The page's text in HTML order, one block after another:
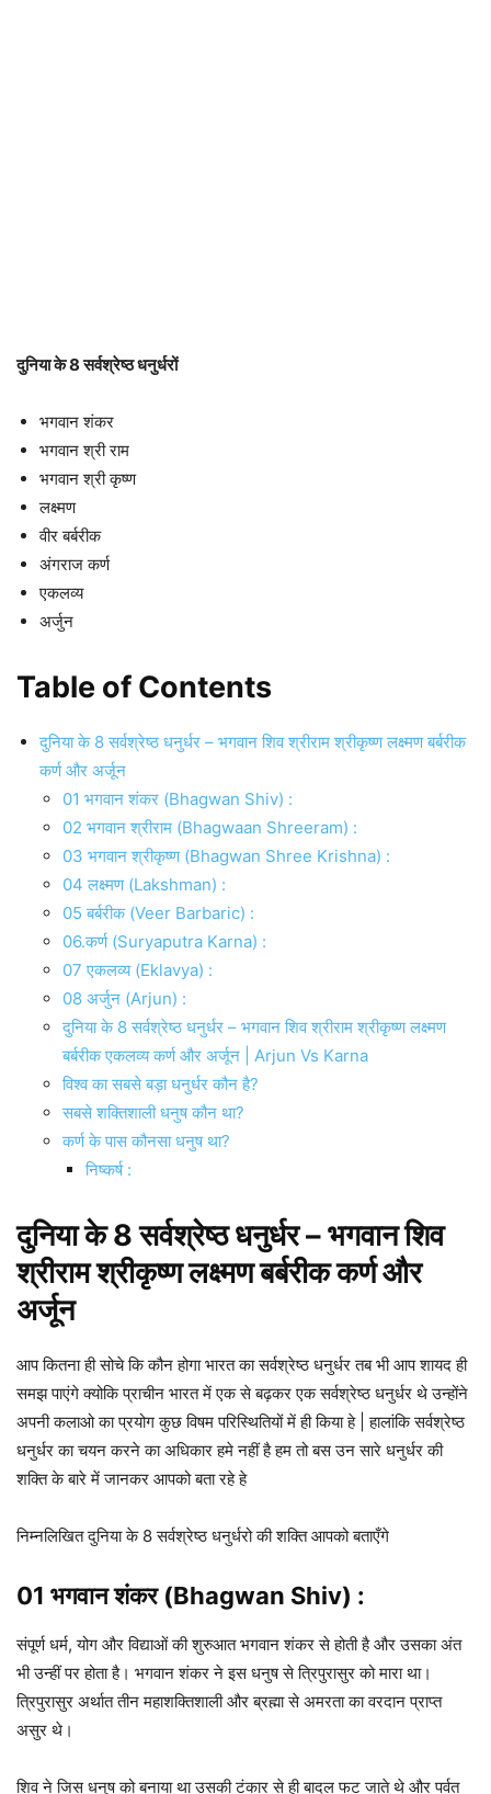
दुनिया के 8 सर्वश्रेष्ठ धनुर्धरों
भगवान शंकर
भगवान श्री राम
भगवान श्री कृष्ण
लक्ष्मण
वीर बर्बरीक
अंगराज कर्ण
एकलव्य
अर्जुन
Table of Contents
दुनिया के 8 सर्वश्रेष्ठ धनुर्धर – भगवान शिव श्रीराम श्रीकृष्ण लक्ष्मण बर्बरीक
कर्ण और अर्जून
01 भगवान शंकर (Bhagwan Shiv) :
02 भगवान श्रीराम (Bhagwaan Shreeram) :
03 भगवान श्रीकृष्‍ण (Bhagwan Shree Krishna) :
04 लक्ष्मण (Lakshman) :
05 बर्बरीक (Veer Barbaric) :
06.कर्ण (Suryaputra Karna) :
07 एकलव्य (Eklavya) :
08 अर्जुन (Arjun) :
दुनिया के 8 सर्वश्रेष्ठ धनुर्धर – भगवान शिव श्रीराम श्रीकृष्ण लक्ष्मण
बर्बरीक एकलव्य कर्ण और अर्जून | Arjun Vs Karna
विश्व का सबसे बड़ा धनुर्धर कौन है?
सबसे शक्तिशाली धनुष कौन था?
कर्ण के पास कौनसा धनुष था?
निष्कर्ष :
दुनिया के 8 सर्वश्रेष्ठ धनुर्धर – भगवान शिव
श्रीराम श्रीकृष्ण लक्ष्मण बर्बरीक कर्ण और
अर्जून
आप कितना ही सोचे कि कौन होगा भारत का सर्वश्रेष्ठ धनुर्धर तब भी आप शायद ही
समझ पाएंगे क्योकि प्राचीन भारत में एक से बढ़कर एक सर्वश्रेष्ठ धनुर्धर थे उन्होंने
अपनी कलाओ का प्रयोग कुछ विषम परिस्थितियों में ही किया हे | हालांकि सर्वश्रेष्ठ
धनुर्धर का चयन करने का अधिकार हमे नहीं है हम तो बस उन सारे धनुर्धर की
शक्ति के बारे में जानकर आपको बता रहे हे
निम्नलिखित दुनिया के 8 सर्वश्रेष्ठ धनुर्धरो की शक्ति आपको बताएँगे
01 भगवान शंकर (Bhagwan Shiv) :
संपूर्ण धर्म, योग और विद्याओं की शुरुआत भगवान शंकर से होती है और उसका अंत
भी उन्हीं पर होता है। भगवान शंकर ने इस धनुष से त्रिपुरासुर को मारा था।
त्रिपुरासुर अर्थात तीन महाशक्तिशाली और ब्रह्मा से अमरता का वरदान प्राप्त
असुर थे।
शिव ने जिस धनुष को बनाया था उसकी टंकार से ही बादल फट जाते थे और पर्वत